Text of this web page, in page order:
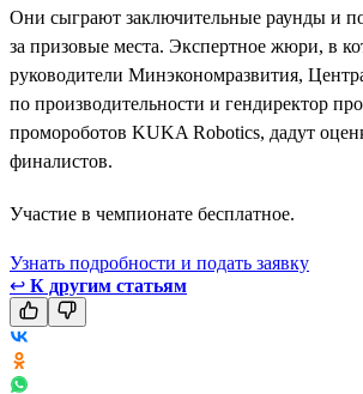
Они сыграют заключительные раунды и
за призовые места. Экспертное жюри, в
руководители Минэкономразвития,
по производительности и гендиректор
промороботов KUKA Robotics, дадут
финалистов.
Участие в чемпионате бесплатное.
Узнать подробности и подать заявку
↩ К другим статьям